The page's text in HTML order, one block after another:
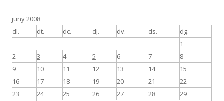
juny 2008
dl.
dt. dc. dj. dv. ds. dg.
1
2
3 4 5 6 7
8
9
10 11 12 13 14
15
16
17 18 19 20 21
22
23
24 25 26 27 28
29